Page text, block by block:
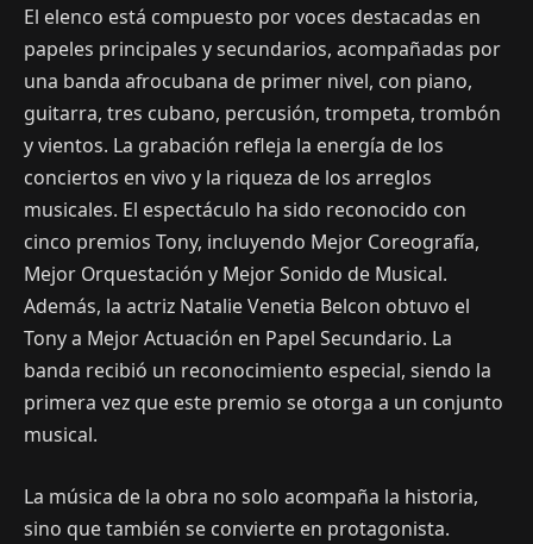
El elenco está compuesto por voces destacadas en
papeles principales y secundarios, acompañadas por
una banda afrocubana de primer nivel, con piano,
guitarra, tres cubano, percusión, trompeta, trombón
y vientos. La grabación refleja la energía de los
conciertos en vivo y la riqueza de los arreglos
musicales. El espectáculo ha sido reconocido con
cinco premios Tony, incluyendo Mejor Coreografía,
Mejor Orquestación y Mejor Sonido de Musical.
Además, la actriz Natalie Venetia Belcon obtuvo el
Tony a Mejor Actuación en Papel Secundario. La
banda recibió un reconocimiento especial, siendo la
primera vez que este premio se otorga a un conjunto
musical.
La música de la obra no solo acompaña la historia,
sino que también se convierte en protagonista.